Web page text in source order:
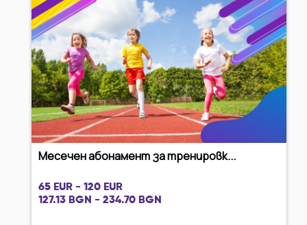
Месечен абонамент за тренировк...
65 EUR - 120 EUR
127.13 BGN - 234.70 BGN